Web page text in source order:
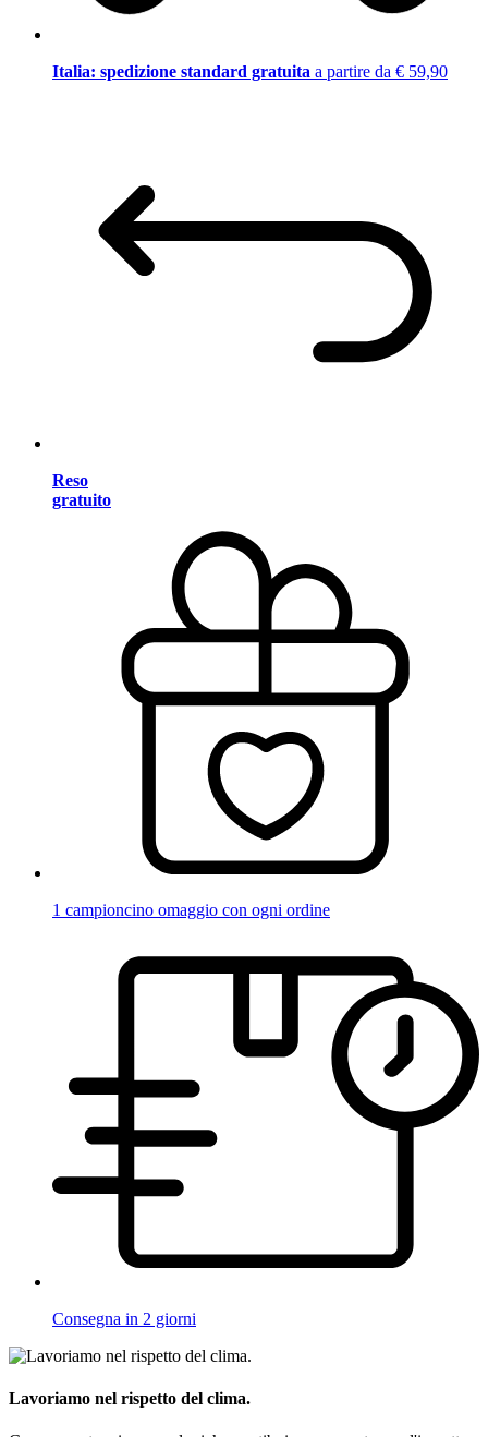
Italia: spedizione standard gratuita a partire da € 59,90
Reso
gratuito
1 campioncino omaggio con ogni ordine
Consegna in 2 giorni
Lavoriamo nel rispetto del clima.